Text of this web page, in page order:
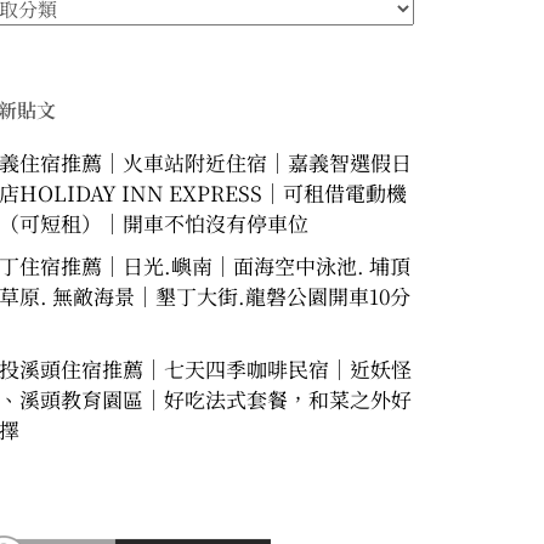
貼文
住宿推薦｜火車站附近住宿｜嘉義智選假日
HOLIDAY INN EXPRESS｜可租借電動機
可短租）｜開車不怕沒有停車位
住宿推薦｜日光.嶼南｜面海空中泳池. 埔頂
原. 無敵海景｜墾丁大街.龍磐公園開車10分
溪頭住宿推薦｜七天四季咖啡民宿｜近妖怪
溪頭教育園區｜好吃法式套餐，和菜之外好